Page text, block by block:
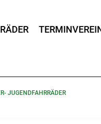
JUGENDFAHRRÄDER